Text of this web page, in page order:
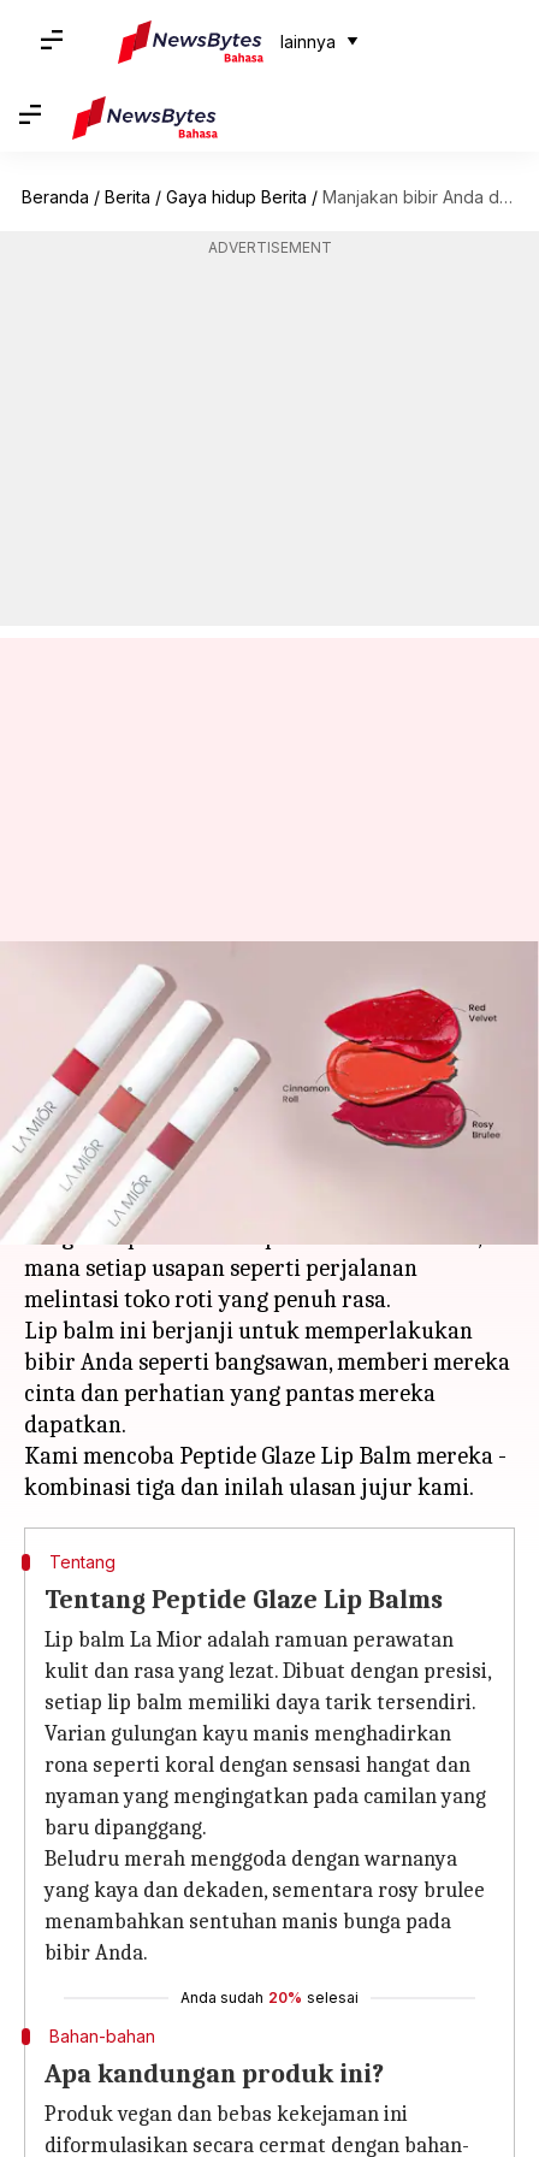
lainnya
Beranda / Berita / Gaya hidup Berita / Manjakan bibir Anda dengan Peptide Glaze Balms dari La Mior
ADVERTISEMENT
Manjakan bibir Anda dengan
Peptide Glaze Balms dari La
Mior
menulis Bob Apr 01, 2024 12:06 pm
Apa ceritanya
Manjakan bibir Anda dengan pengalaman lezat
dengan Peptide Glaze Lip Balms dari La Mior, di
mana setiap usapan seperti perjalanan
melintasi toko roti yang penuh rasa.
Lip balm ini berjanji untuk memperlakukan
bibir Anda seperti bangsawan, memberi mereka
cinta dan perhatian yang pantas mereka
dapatkan.
Kami mencoba Peptide Glaze Lip Balm mereka -
Tentang
Tentang Peptide Glaze Lip Balms
Lip balm La Mior adalah ramuan perawatan
kulit dan rasa yang lezat. Dibuat dengan presisi,
setiap lip balm memiliki daya tarik tersendiri.
Varian gulungan kayu manis menghadirkan
rona seperti koral dengan sensasi hangat dan
nyaman yang mengingatkan pada camilan yang
baru dipanggang.
Beludru merah menggoda dengan warnanya
yang kaya dan dekaden, sementara rosy brulee
menambahkan sentuhan manis bunga pada
bibir Anda.
Anda sudah 20% selesai
Bahan-bahan
Apa kandungan produk ini?
Produk vegan dan bebas kekejaman ini
diformulasikan secara cermat dengan bahan-